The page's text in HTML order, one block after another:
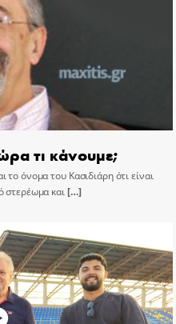
τι κάνουμε;
το όνομα του Κασιδιάρη ότι είναι
στερέωμα και[…]